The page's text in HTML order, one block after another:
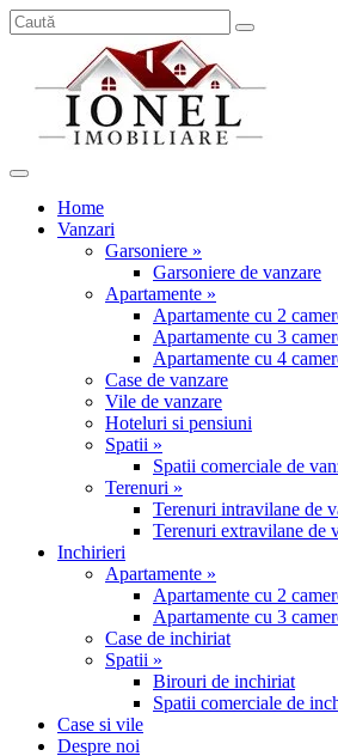
Home
Vanzari
Garsoniere »
Garsoniere de vanzare
Apartamente »
Apartamente cu 2
Apartamente cu 3
Apartamente cu 4
Case de vanzare
Vile de vanzare
Hoteluri si pensiuni
Spatii »
Spatii comerciale de
Terenuri »
Terenuri intravilane de
Terenuri extravilane de
Inchirieri
Apartamente »
Apartamente cu 2
Apartamente cu 3
Case de inchiriat
Spatii »
Birouri de inchiriat
Spatii comerciale de
Case si vile
Despre noi